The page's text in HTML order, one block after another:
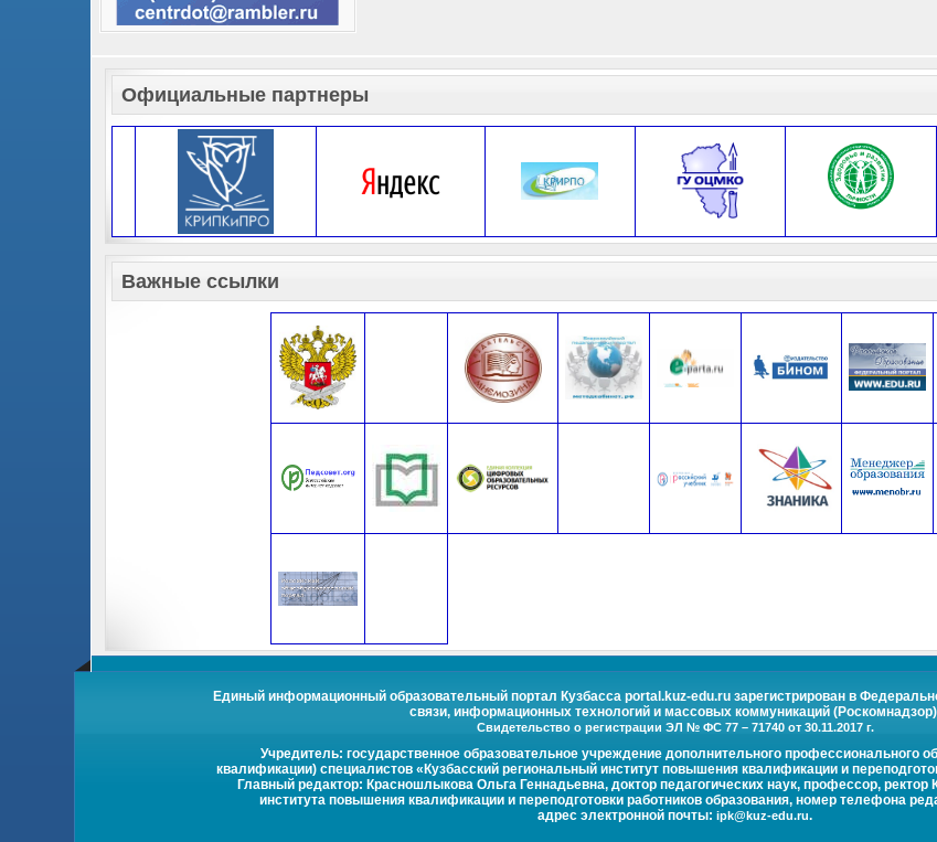
Официальные партнеры
Важные ссылки
Единый информационный образовательный портал Кузбасса portal.kuz-edu.ru зарегистрирован в
связи, информационных технологий и массовых коммуникаций
Свидетельство о регистрации ЭЛ № ФС 77 – 71740 от 30.11.2017 г.
Учредитель: государственное образовательное учреждение дополнительного профессионального
квалификации) специалистов «Кузбасский региональный институт повышения квалификации и
Главный редактор: Красношлыкова Ольга Геннадьевна, доктор педагогических наук, профессор, ректор
института повышения квалификации и переподготовки работников образования, номер телефона
адрес электронной почты:ipk@kuz-edu.ru.